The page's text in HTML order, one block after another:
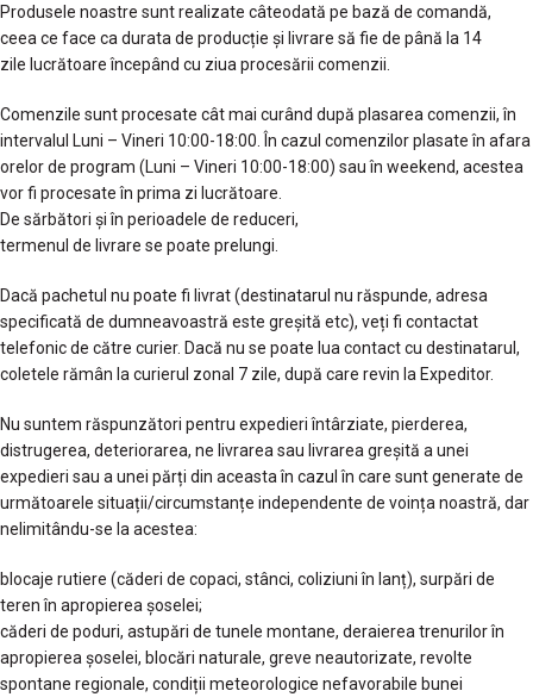
Produsele noastre sunt realizate câteodată pe bază de comandă,
ceea ce face ca durata de producție și livrare să fie de până la 14
zile lucrătoare începând cu ziua procesării comenzii.
Comenzile sunt procesate cât mai curând după plasarea comenzii, în
intervalul Luni – Vineri 10:00-18:00. În cazul comenzilor plasate în afara
orelor de program (Luni – Vineri 10:00-18:00) sau în weekend, acestea
vor fi procesate în prima zi lucrătoare.
De sărbători și în perioadele de reduceri,
termenul de livrare se poate prelungi.
Dacă pachetul nu poate fi livrat (destinatarul nu răspunde, adresa
specificată de dumneavoastră este greșită etc), veți fi contactat
telefonic de către curier. Dacă nu se poate lua contact cu destinatarul,
coletele rămân la curierul zonal 7 zile, după care revin la Expeditor.
Nu suntem răspunzători pentru expedieri întârziate, pierderea,
distrugerea, deteriorarea, ne livrarea sau livrarea greșită a unei
expedieri sau a unei părți din aceasta în cazul în care sunt generate de
următoarele situații/circumstanțe independente de voința noastră, dar
nelimitându-se la acestea:
blocaje rutiere (căderi de copaci, stânci, coliziuni în lanț), surpări de
teren în apropierea șoselei;
căderi de poduri, astupări de tunele montane, deraierea trenurilor în
apropierea șoselei, blocări naturale, greve neautorizate, revolte
spontane regionale, condiții meteorologice nefavorabile bunei